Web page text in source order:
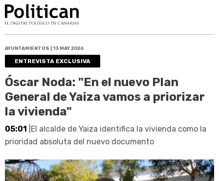
AYUNTAMIENTOS | 13 MAY 2026
ENTREVISTA EXCLUSIVA
Óscar Noda: "En el nuevo Plan
General de Yaiza vamos a priorizar
la vivienda"
05:01 |El alcalde de Yaiza identifica la vivienda como la
prioridad absoluta del nuevo documento